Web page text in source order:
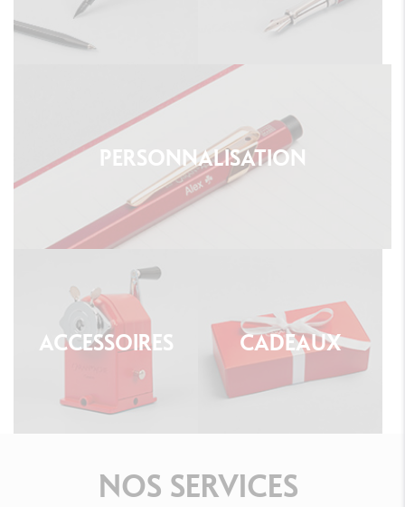
PERSONNALISATION
ACCESSOIRES CADEAUX
NOS SERVICES